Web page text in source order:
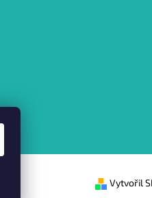
Vytvořil